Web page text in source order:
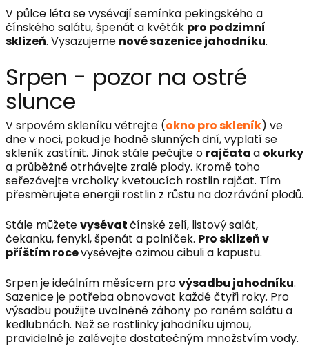
V půlce léta se vysévají semínka pekingského a
čínského salátu, špenát a květák pro podzimní
sklizeň. Vysazujeme nové sazenice jahodníku.
Srpen - pozor na ostré
slunce
V srpovém skleníku větrejte (okno pro skleník) ve
dne v noci, pokud je hodně slunných dní, vyplatí se
skleník zastínit. Jinak stále pečujte o rajčataa okurky
a průběžně otrhávejte zralé plody. Kromě toho
seřezávejte vrcholky kvetoucích rostlin rajčat. Tím
přesměrujete energii rostlin z růstu na dozrávání plodů.
Stále můžetevysévatčínské zelí, listový salát,
čekanku, fenykl, špenát a polníček. Pro sklizeň v
příštím rocevysévejte ozimou cibuli a kapustu.
Srpen je ideálním měsícem provýsadbu jahodníku.
Sazenice je potřeba obnovovat každé čtyři roky. Pro
výsadbu použijte uvolněné záhony po raném salátu a
kedlubnách. Než se rostlinky jahodníku ujmou,
pravidelně je zalévejte dostatečným množstvím vody.